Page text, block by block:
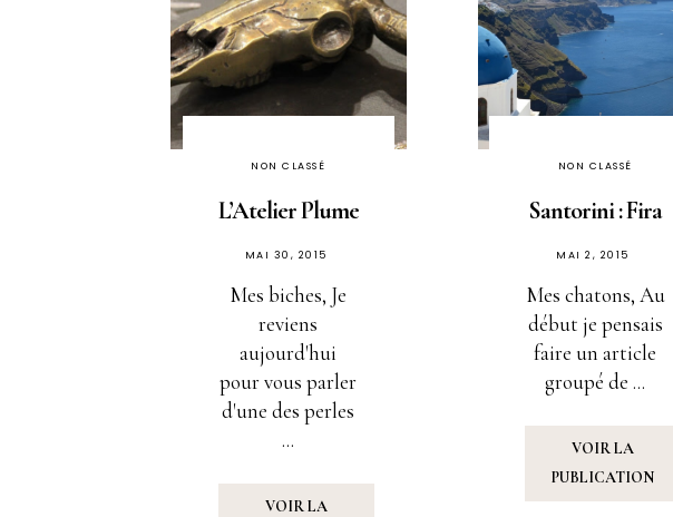
NON CLASSÉ
L’Atelier Plume
PUBLIÉ
MAI 30, 2015
Mes biches, Je
reviens
aujourd'hui
pour vous parler
d'une des perles
...
VOIR LA
NON CLASSÉ
Santorini : Fira
PUBLIÉ
SUR
MAI 2, 2015
Mes chatons, Au
début je pensais
faire un article
groupé de ...
VOIR LA
PUBLICATION